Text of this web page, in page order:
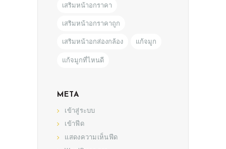
เสริมหน้าอกราคา
เสริมหน้าอกราคาถูก
เสริมหน้าอกส่องกล้อง แก้จมูก
แก้จมูกที่ไหนดี
META
เข้าสู่ระบบ
เข้าฟีด
แสดงความเห็นฟีด